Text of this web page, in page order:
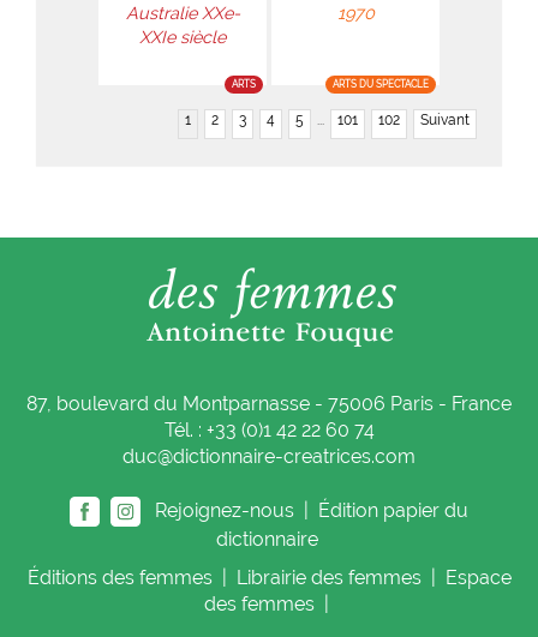
Australie XXe-
XXIe siècle
ARTS
1970
ARTS DU SPECTACLE
1 2 3 4 5 ... 101 102 Suivant
87, boulevard du Montparnasse - 75006 Paris - France
Tél. : +33 (0)1 42 22 60 74
duc@dictionnaire-creatrices.com
Rejoignez-nous |
Édition papier du
dictionnaire
Éditions des femmes Librairie des femmes
Espace
des femmes